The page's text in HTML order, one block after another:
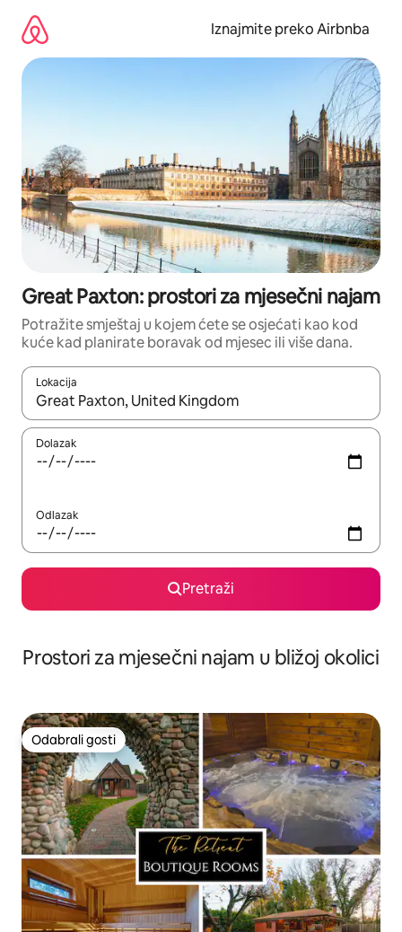
sadržaj
Iznajmite preko Airbnba
Great Paxton: prostori za mjesečni najam
Potražite smještaj u kojem ćete se osjećati kao kod
kuće kad planirate boravak od mjesec ili više dana.
Lokacija
Kada budu dostupni rezultati, moći ćete ih pregledati
Dolazak
Odlazak
Pretraži
Prostori za mjesečni najam u bližoj okolici
Odabrali gosti
Odabrali gosti